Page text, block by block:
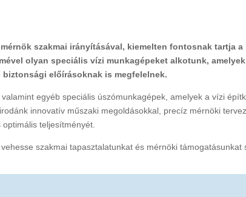
szakmai irányításával, kiemelten fontosnak tartja a
olyan speciális vízi munkagépeket alkotunk, amelyek
előírásoknak is megfelelnek.
egyéb speciális úszómunkagépek, amelyek a vízi
innovatív műszaki megoldásokkal, precíz mérnöki
teljesítményét.
szakmai tapasztalatunkat és mérnöki támogatásunkat